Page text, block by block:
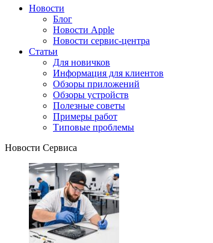
Новости
Блог
Новости Apple
Новости сервис-центра
Статьи
Для новичков
Информация для клиентов
Обзоры приложений
Обзоры устройств
Полезные советы
Примеры работ
Типовые проблемы
Новости Сервиса